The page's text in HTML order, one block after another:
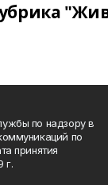
по надзору в
по
принятия
г.